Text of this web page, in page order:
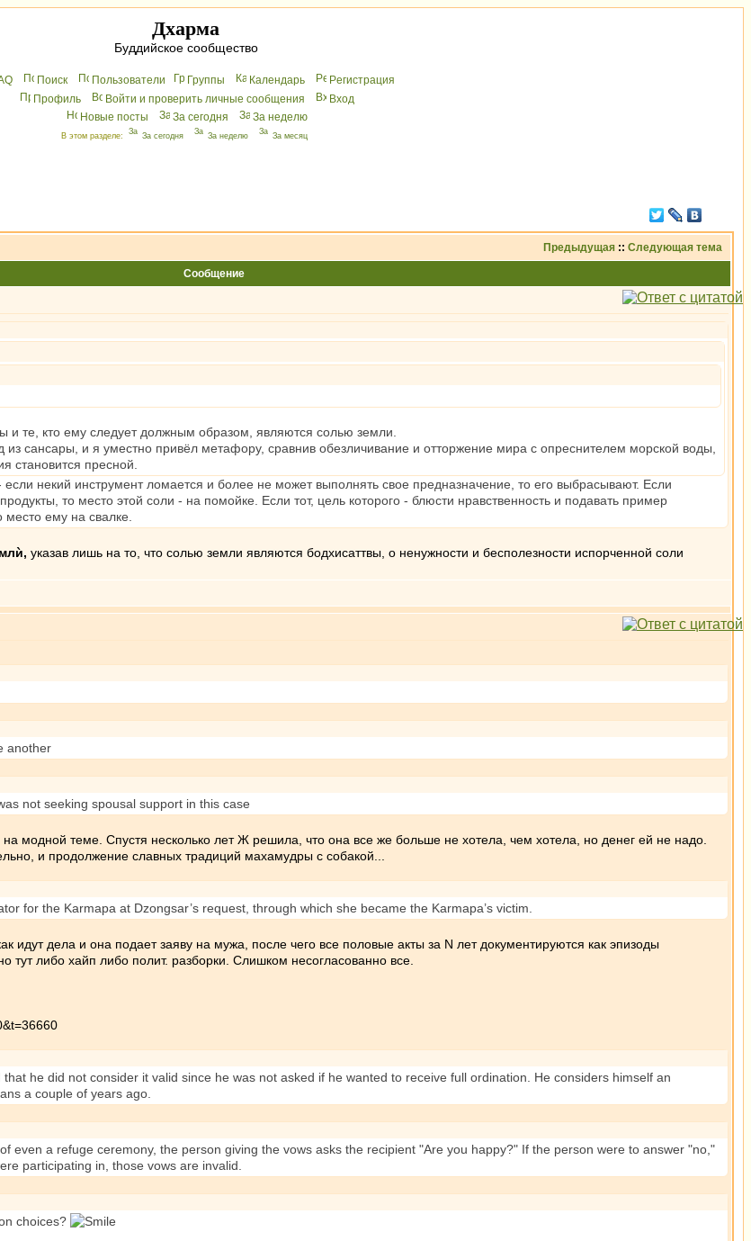
Дхарма
Буддийское сообщество
Поиск Пользователи Группы Календарь
Peгиcтрaция
Профиль
Войти и проверить личные сообщения
Вхoд
Новые посты
За сегодня За неделю
В этом разделе: За сегодня За неделю За месяц
Предыдущая :: Следующая тема
Сообщение
и те, кто ему следует должным образом, являются солью земли.
сансары, и я уместно привёл метафору, сравнив обезличивание и отторжение мира с опреснителем морской воды,
становится пресной.
некий инструмент ломается и более не может выполнять свое предназначение, то его выбрасывают. Если
то место этой соли - на помойке. Если тот, цель которого - блюсти нравственность и подавать пример
место ему на свалке.
указав лишь на то, что солью земли являются бодхисаттвы, о ненужности и бесполезности испорченной соли
another
not seeking spousal support in this case
на модной теме. Спустя несколько лет Ж решила, что она все же больше не хотела, чем хотела, но денег ей не надо.
и продолжение славных традиций махамудры с собакой...
for the Karmapa at Dzongsar’s request, through which she became the Karmapa’s victim.
идут дела и она подает заяву на мужа, после чего все половые акты за N лет документируются как эпизоды
тут либо хайп либо полит. разборки. Слишком несогласованно все.
he did not consider it valid since he was not asked if he wanted to receive full ordination. He considers himself an
a couple of years ago.
even a refuge ceremony, the person giving the vows asks the recipient "Are you happy?" If the person were to answer "no,"
participating in, those vows are invalid.
choices?